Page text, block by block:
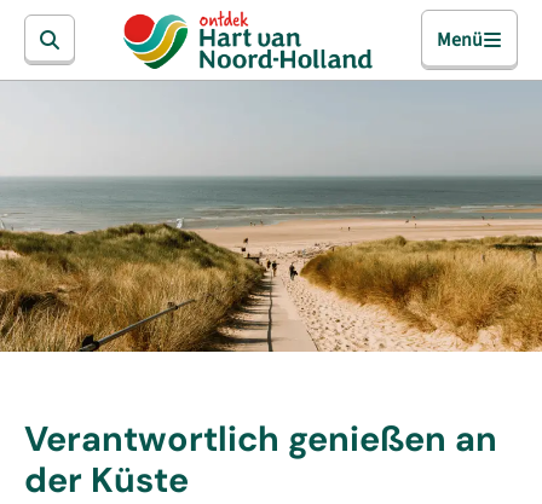
Menü
Verantwortlich genießen an
der Küste